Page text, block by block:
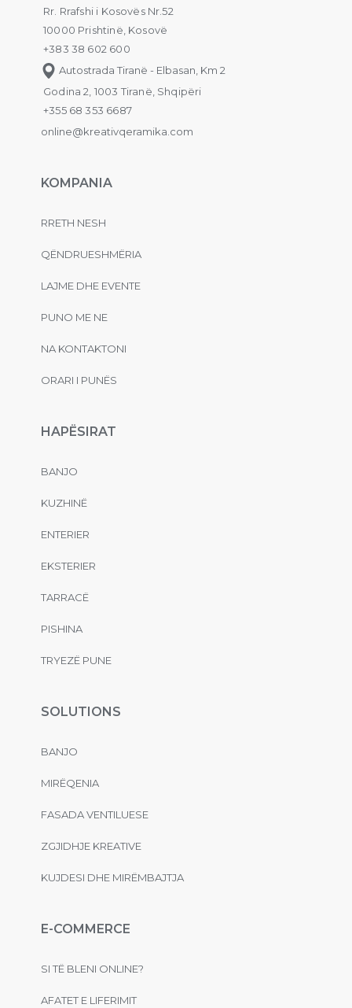
Rr. Rrafshi i Kosovës Nr.52
10000 Prishtinë, Kosovë
+383 38 602 600
Autostrada Tiranë - Elbasan, Km 2
Godina 2, 1003 Tiranë, Shqipëri
+355 68 353 6687
online@kreativqeramika.com
KOMPANIA
RRETH NESH
QËNDRUESHMËRIA
LAJME DHE EVENTE
PUNO ME NE
NA KONTAKTONI
ORARI I PUNËS
HAPËSIRAT
BANJO
KUZHINË
ENTERIER
EKSTERIER
TARRACË
PISHINA
TRYEZË PUNE
SOLUTIONS
BANJO
MIRËQENIA
FASADA VENTILUESE
ZGJIDHJE KREATIVE
KUJDESI DHE MIRËMBAJTJA
E-COMMERCE
SI TË BLENI ONLINE?
AFATET E LIFERIMIT